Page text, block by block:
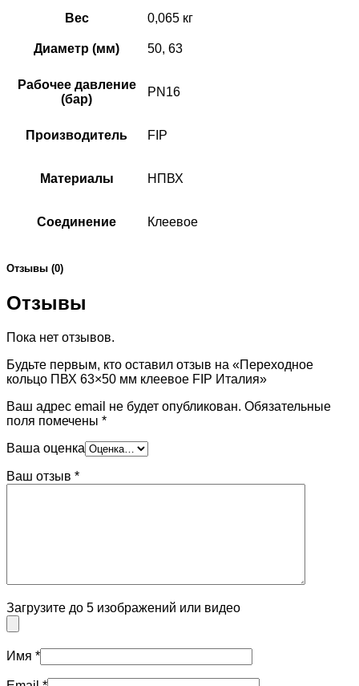
Вес 0,065 кг
Диаметр (мм) 50, 63
Рабочее давление
(бар)
PN16
Производитель FIP
Материалы НПВХ
Соединение Клеевое
Отзывы (0)
Отзывы
Пока нет отзывов.
Будьте первым, кто оставил отзыв на «Переходное
кольцо ПВХ 63×50 мм клеевое FIP Италия»
Ваш адрес email не будет опубликован. Обязательные
поля помечены *
Ваша оценка
Ваш отзыв *
Загрузите до 5 изображений или видео
Имя *